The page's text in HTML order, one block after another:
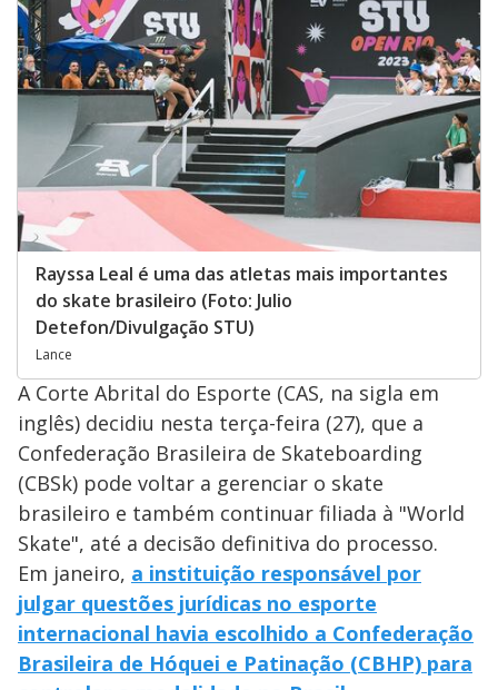
Rayssa Leal é uma das atletas mais importantes
do skate brasileiro (Foto: Julio
Detefon/Divulgação STU)
Lance
A Corte Abrital do Esporte (CAS, na sigla em
inglês) decidiu nesta terça-feira (27), que a
Confederação Brasileira de Skateboarding
(CBSk) pode voltar a gerenciar o skate
brasileiro e também continuar filiada à "World
Skate", até a decisão definitiva do processo.
Em janeiro, a instituição responsável por
julgar questões jurídicas no esporte
internacional havia escolhido a Confederação
Brasileira de Hóquei e Patinação (CBHP) para